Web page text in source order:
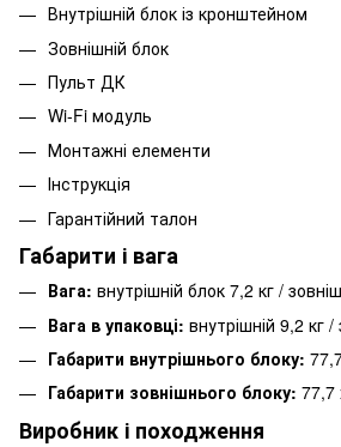
Внутрішній блок із кронштейном
Зовнішній блок
Пульт ДК
Wi-Fi модуль
Монтажні елементи
Інструкція
Гарантійний талон
Габарити і вага
Вага: внутрішній блок 7,2 кг /
Вага в упаковці: внутрішній 9,2 кг /
Габарити внутрішнього блоку:
Габарити зовнішнього блоку: 77,7
Виробник і походження